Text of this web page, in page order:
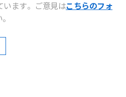
ます。ご意見はこちらのフォ